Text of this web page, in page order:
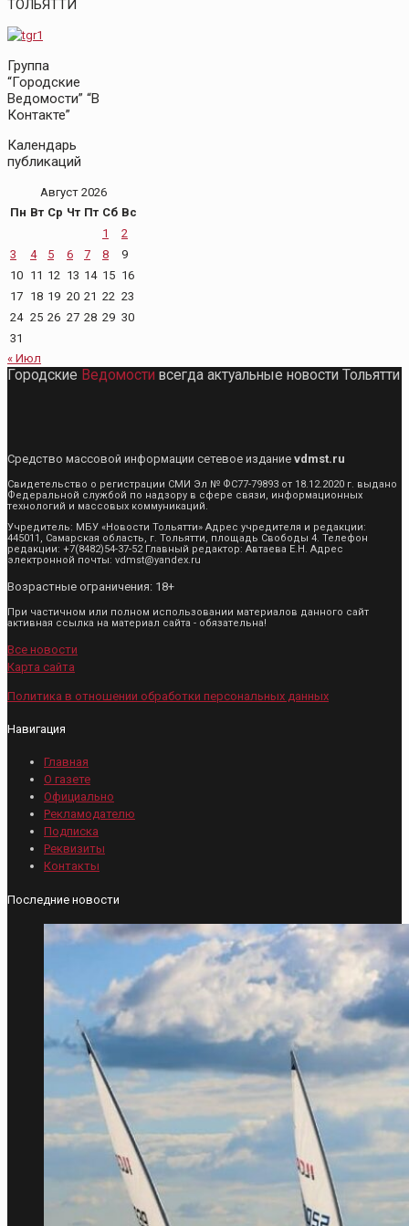
ТОЛЬЯТТИ
Группа
“Городские
Ведомости” “В
Контакте”
Календарь
публикаций
Август 2026
Пн Вт Ср Чт Пт Сб Вс
1
2
3
4 5 6 7 8
9
10 11 12 13 14 15 16
17 18 19 20 21 22 23
24 25 26 27 28 29 30
31
« Июл
Городские Ведомости всегда актуальные новости Тольятти
Средство массовой информации сетевое издание vdmst.ru
Свидетельство о регистрации СМИ Эл № ФС77-79893 от 18.12.2020 г. выдано
Федеральной службой по надзору в сфере связи, информационных
технологий и массовых коммуникаций.
Учредитель: МБУ «Новости Тольятти» Адрес учредителя и редакции:
445011, Самарская область, г. Тольятти, площадь Свободы 4. Телефон
редакции: +7(8482)54-37-52 Главный редактор: Автаева Е.Н. Адрес
электронной почты: vdmst@yandex.ru
Возрастные ограничения: 18+
При частичном или полном использовании материалов данного сайт
активная ссылка на материал сайта - обязательна!
Все новости
Карта сайта
Политика в отношении обработки персональных данных
Навигация
Главная
О газете
Официально
Рекламодателю
Подписка
Реквизиты
Контакты
Последние новости